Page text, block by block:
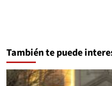
También te puede